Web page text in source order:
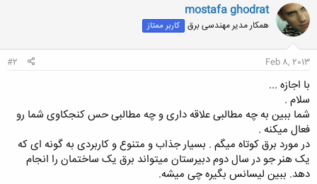
mostafa ghodrat
همکار مدیر مهندسی برق کاربر ممتاز
Feb 8, 2013
#2
با اجازه ...
سلام .
شما ببین به چه مطالبی علاقه داری و چه مطالبی حس کنجکاوی شما رو
فعال میکنه .
در مورد برق کوتاه میگم . بسیار جذاب و متنوع و کاربردی به گونه ای که
یک هنر جو در سال دوم دبیرستان میتواند برق یک ساختمان را انجام
دهد. ببین لیسانس بگیره چی میشه.